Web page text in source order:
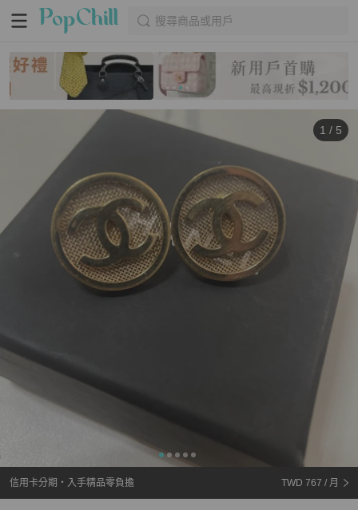
搜尋商品或用戶
1 / 5
信用卡分期・入手精品零負擔 TWD 767 / 月